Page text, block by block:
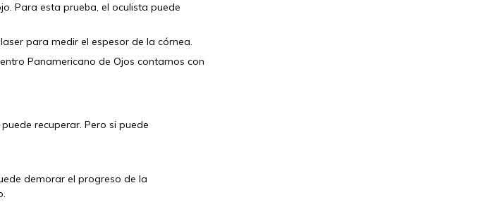
Para esta prueba, el oculista puede
para medir el espesor de la córnea.
Panamericano de Ojos contamos con
recuperar. Pero si puede
demorar el progreso de la